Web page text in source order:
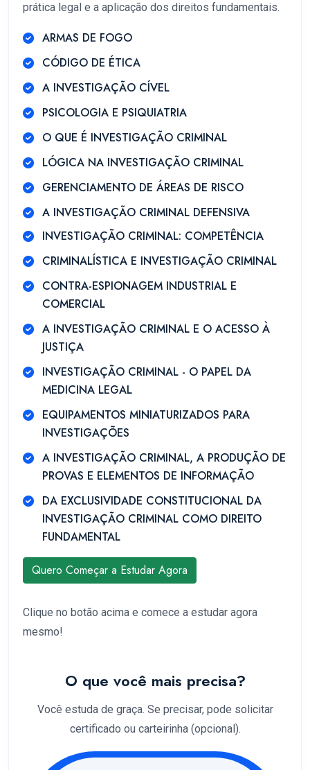
prática legal e a aplicação dos direitos fundamentais.
ARMAS DE FOGO
CÓDIGO DE ÉTICA
A INVESTIGAÇÃO CÍVEL
PSICOLOGIA E PSIQUIATRIA
O QUE É INVESTIGAÇÃO CRIMINAL
LÓGICA NA INVESTIGAÇÃO CRIMINAL
GERENCIAMENTO DE ÁREAS DE RISCO
A INVESTIGAÇÃO CRIMINAL DEFENSIVA
INVESTIGAÇÃO CRIMINAL: COMPETÊNCIA
CRIMINALÍSTICA E INVESTIGAÇÃO CRIMINAL
CONTRA-ESPIONAGEM INDUSTRIAL E
COMERCIAL
A INVESTIGAÇÃO CRIMINAL E O ACESSO À
JUSTIÇA
INVESTIGAÇÃO CRIMINAL - O PAPEL DA
MEDICINA LEGAL
EQUIPAMENTOS MINIATURIZADOS PARA
INVESTIGAÇÕES
A INVESTIGAÇÃO CRIMINAL, A PRODUÇÃO DE
PROVAS E ELEMENTOS DE INFORMAÇÃO
DA EXCLUSIVIDADE CONSTITUCIONAL DA
INVESTIGAÇÃO CRIMINAL COMO DIREITO
FUNDAMENTAL
Quero Começar a Estudar Agora
Clique no botão acima e comece a estudar agora
mesmo!
O que você mais precisa?
Você estuda de graça. Se precisar, pode solicitar
certificado ou carteirinha (opcional).